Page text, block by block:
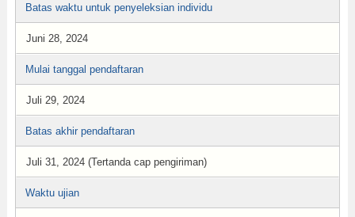
Batas waktu untuk penyeleksian individu
Juni 28, 2024
Mulai tanggal pendaftaran
Juli 29, 2024
Batas akhir pendaftaran
Juli 31, 2024 (Tertanda cap pengiriman)
Waktu ujian